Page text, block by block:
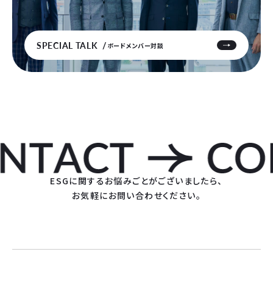
SPECIAL TALK ボードメンバー対談
ESGに関するお悩みごとがございましたら、
お気軽にお問い合わせください。